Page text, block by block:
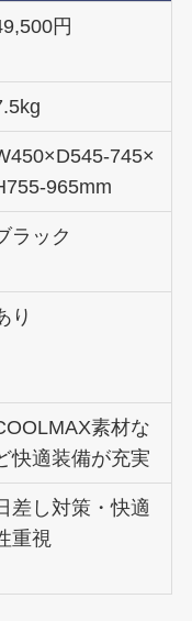
円
745×
965mm
ラック
り
素材な
快適装備が充実
差し対策・快適
重視